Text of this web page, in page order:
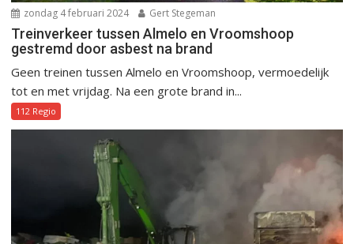
zondag 4 februari 2024 Gert Stegeman
Treinverkeer tussen Almelo en Vroomshoop
gestremd door asbest na brand
Geen treinen tussen Almelo en Vroomshoop, vermoedelijk
tot en met vrijdag. Na een grote brand in...
112 Regio